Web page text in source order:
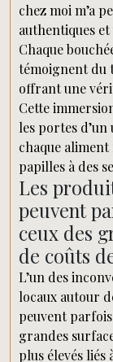
chez moi m’a
authentiques
Chaque
témoignent du
offrant une
Cette
les portes
chaque
papilles à des
Les
peuvent
ceux des
de coûts
L’un des
locaux autour
peuvent
grandes
plus élevés